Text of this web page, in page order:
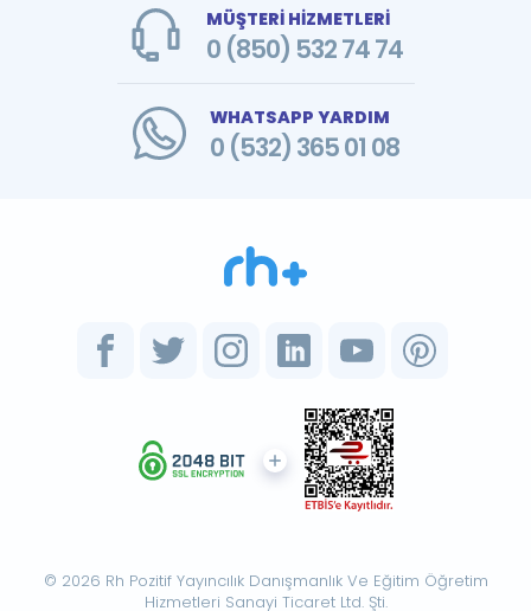
MÜŞTERİ HİZMETLERİ
0 (850) 532 74 74
WHATSAPP YARDIM
0 (532) 365 01 08
© 2026 Rh Pozitif Yayıncılık Danışmanlık Ve Eğitim Öğretim
Hizmetleri Sanayi Ticaret Ltd. Şti.